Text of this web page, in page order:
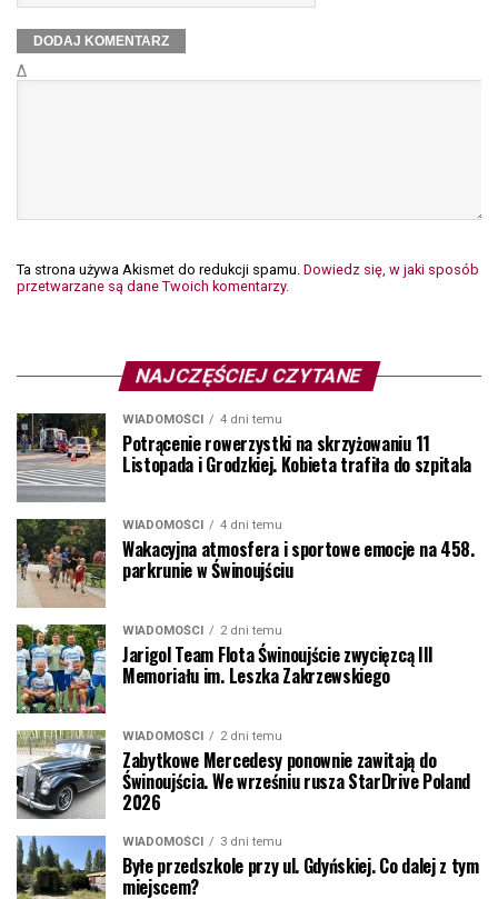
Δ
Ta strona używa Akismet do redukcji spamu. Dowiedz się, w jaki sposób
przetwarzane są dane Twoich komentarzy.
NAJCZĘŚCIEJ CZYTANE
WIADOMOŚCI 4 dni temu
Potrącenie rowerzystki na skrzyżowaniu 11
Listopada i Grodzkiej. Kobieta trafiła do szpitala
WIADOMOŚCI 4 dni temu
Wakacyjna atmosfera i sportowe emocje na 458.
parkrunie w Świnoujściu
WIADOMOŚCI 2 dni temu
Jarigol Team Flota Świnoujście zwycięzcą III
Memoriału im. Leszka Zakrzewskiego
WIADOMOŚCI 2 dni temu
Zabytkowe Mercedesy ponownie zawitają do
Świnoujścia. We wrześniu rusza StarDrive Poland
2026
WIADOMOŚCI 3 dni temu
Byłe przedszkole przy ul. Gdyńskiej. Co dalej z tym
miejscem?